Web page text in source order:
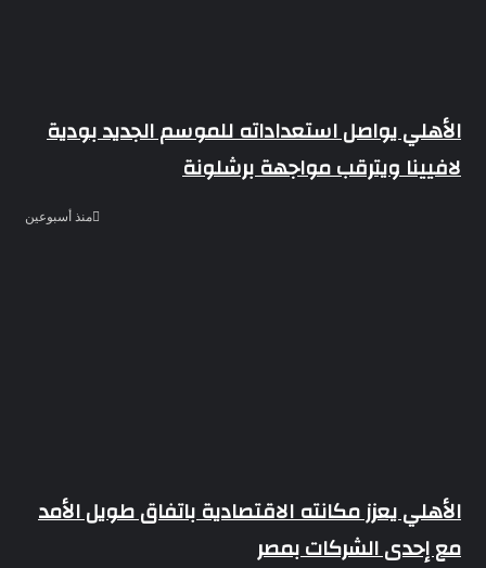
الأهلي يواصل استعداداته للموسم الجديد بودية
لافيينا ويترقب مواجهة برشلونة
منذ أسبوعين
الأهلي يعزز مكانته الاقتصادية باتفاق طويل الأمد
مع إحدى الشركات بمصر